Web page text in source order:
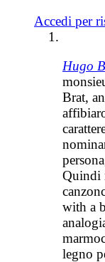
Accedi per
Hugo
Brat,
Quindi
with a
legno